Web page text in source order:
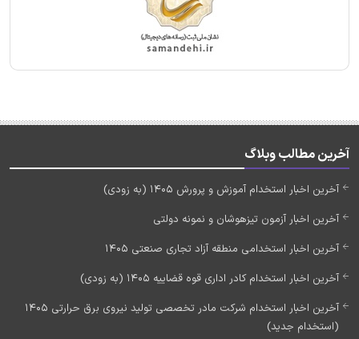
آخرین مطالب وبلاگ
آخرین اخبار استخدام آموزش و پرورش 1405 (به زودی)
آخرین اخبار آزمون تیزهوشان و نمونه دولتی
آخرین اخبار استخدامی منطقه آزاد تجاری صنعتی 1405
آخرین اخبار استخدام کادر اداری قوه قضاییه 1405 (به زودی)
آخرین اخبار استخدام شرکت مادر تخصصی تولید نیروی برق حرارتی 1405
(استخدام جدید)